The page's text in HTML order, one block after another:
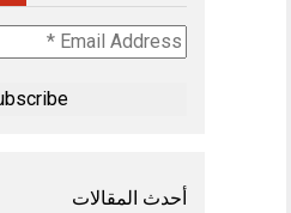
Email
Address
أحدث المقالات